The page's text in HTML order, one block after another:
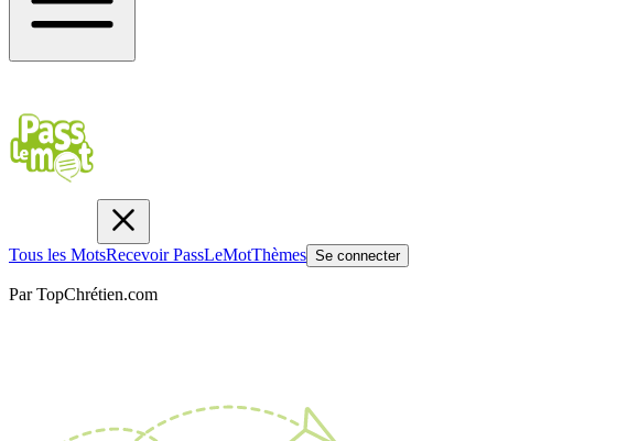
Tous les MotsRecevoir PassLeMotThèmes Se connecter
Par TopChrétien.com